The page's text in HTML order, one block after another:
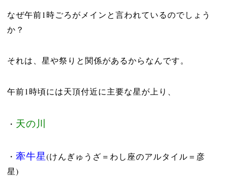
なぜ午前1時ごろがメインと言われているのでしょう
か？
それは、星や祭りと関係があるからなんです。
午前1時頃には天頂付近に主要な星が上り、
・ 天の川
・ 牽牛星(けんぎゅうざ＝わし座のアルタイル＝彦
星)